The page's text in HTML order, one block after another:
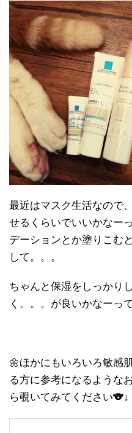
最近はマスク生活なので
せるくらいでいいかなー
デーションとか塗りこむ
して。。。
ちゃんと保湿をしっかり
く。。。が良いかなーっ
🌼ほかにもいろいろ敏感
る方に参考になるような
ら覗いてみてください🐨↓